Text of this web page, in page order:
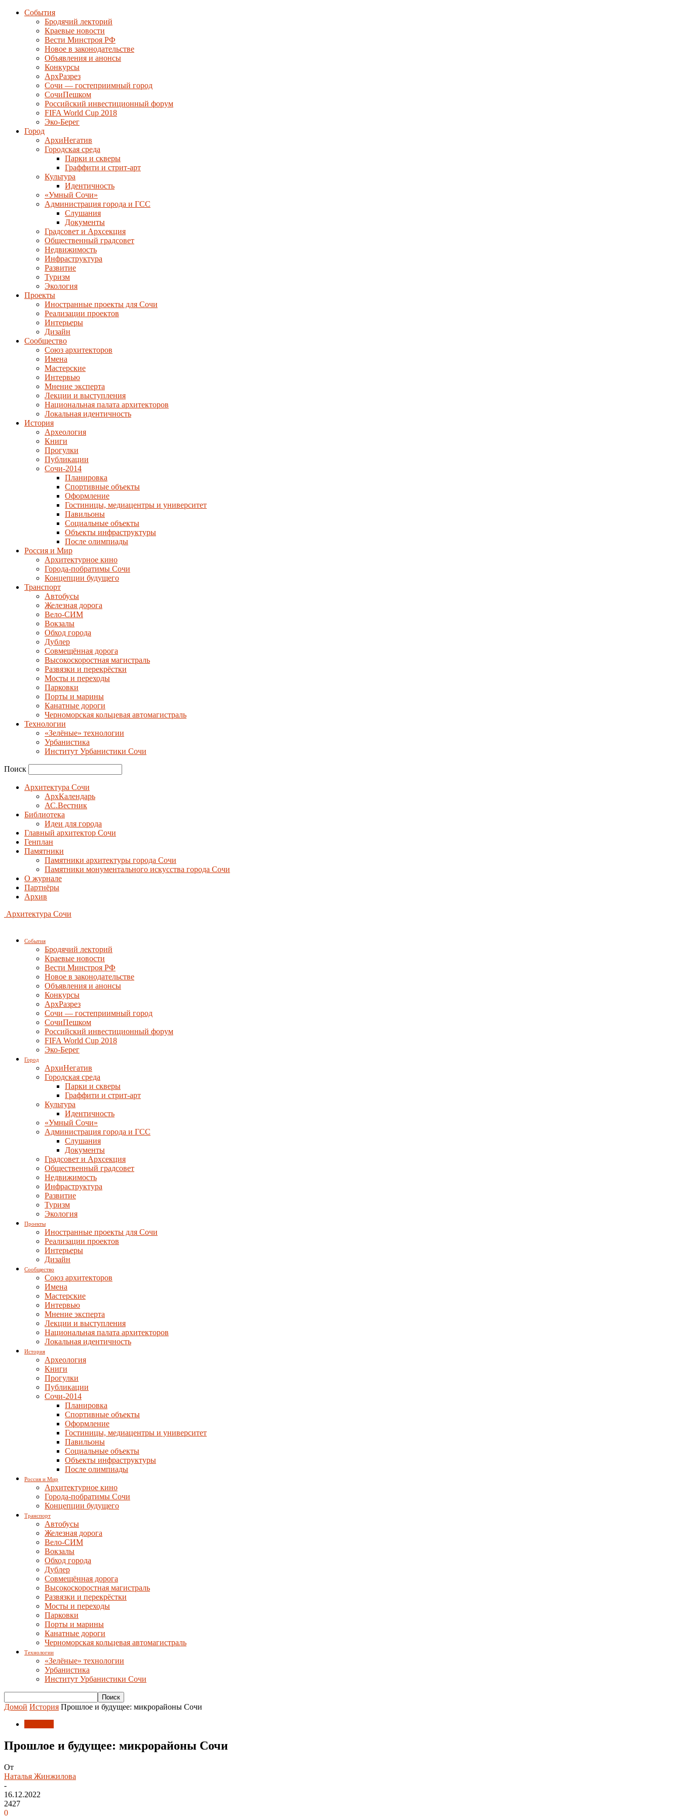
События
Бродячий лекторий
Краевые новости
Вести Минстроя РФ
Новое в законодательстве
Объявления и анонсы
Конкурсы
АрхРазрез
Сочи — гостеприимный город
СочиПешком
Российский инвестиционный форум
FIFA World Cup 2018
Эко-Берег
Город
АрхиНегатив
Городская среда
Парки и скверы
Граффити и стрит-арт
Культура
Идентичность
«Умный Сочи»
Администрация города и ГСС
Слушания
Документы
Градсовет и Архсекция
Общественный градсовет
Недвижимость
Инфраструктура
Развитие
Туризм
Экология
Проекты
Иностранные проекты для Сочи
Реализации проектов
Интерьеры
Дизайн
Сообщество
Союз архитекторов
Имена
Мастерские
Интервью
Мнение эксперта
Лекции и выступления
Национальная палата архитекторов
Локальная идентичность
История
Археология
Книги
Прогулки
Публикации
Сочи-2014
Планировка
Спортивные объекты
Оформление
Гостиницы, медиацентры и университет
Павильоны
Социальные объекты
Объекты инфраструктуры
После олимпиады
Россия и Мир
Архитектурное кино
Города-побратимы Сочи
Концепции будущего
Транспорт
Автобусы
Железная дорога
Вело-СИМ
Вокзалы
Обход города
Дублер
Совмещённая дорога
Высокоскоростная магистраль
Развязки и перекрёстки
Мосты и переходы
Парковки
Порты и марины
Канатные дороги
Черноморская кольцевая автомагистраль
Технологии
«Зелёные» технологии
Урбанистика
Институт Урбанистики Сочи
Поиск
Архитектура Сочи
АрхКалендарь
АС.Вестник
Библиотека
Идеи для города
Главный архитектор Сочи
Генплан
Памятники
Памятники архитектуры города Сочи
Памятники монументального искусства города Сочи
О журнале
Партнёры
Архив
Архитектура Сочи
События
Бродячий лекторий
Краевые новости
Вести Минстроя РФ
Новое в законодательстве
Объявления и анонсы
Конкурсы
АрхРазрез
Сочи — гостеприимный город
СочиПешком
Российский инвестиционный форум
FIFA World Cup 2018
Эко-Берег
Город
АрхиНегатив
Городская среда
Парки и скверы
Граффити и стрит-арт
Культура
Идентичность
«Умный Сочи»
Администрация города и ГСС
Слушания
Документы
Градсовет и Архсекция
Общественный градсовет
Недвижимость
Инфраструктура
Развитие
Туризм
Экология
Проекты
Иностранные проекты для Сочи
Реализации проектов
Интерьеры
Дизайн
Сообщество
Союз архитекторов
Имена
Мастерские
Интервью
Мнение эксперта
Лекции и выступления
Национальная палата архитекторов
Локальная идентичность
История
Археология
Книги
Прогулки
Публикации
Сочи-2014
Планировка
Спортивные объекты
Оформление
Гостиницы, медиацентры и университет
Павильоны
Социальные объекты
Объекты инфраструктуры
После олимпиады
Россия и Мир
Архитектурное кино
Города-побратимы Сочи
Концепции будущего
Транспорт
Автобусы
Железная дорога
Вело-СИМ
Вокзалы
Обход города
Дублер
Совмещённая дорога
Высокоскоростная магистраль
Развязки и перекрёстки
Мосты и переходы
Парковки
Порты и марины
Канатные дороги
Черноморская кольцевая автомагистраль
Технологии
«Зелёные» технологии
Урбанистика
Институт Урбанистики Сочи
Домой История Прошлое и будущее: микрорайоны Сочи
Прошлое и будущее: микрорайоны Сочи
От
Наталья Жинжилова
-
16.12.2022
2427
0